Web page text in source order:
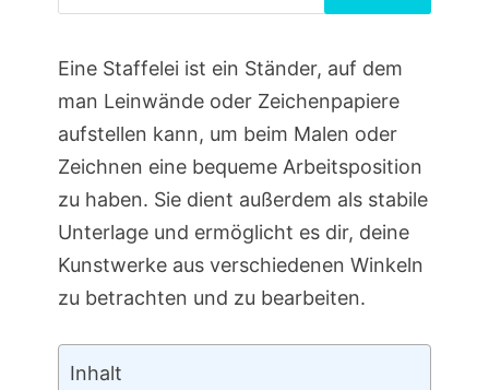
nach:
Eine Staffelei ist ein Ständer, auf dem
man Leinwände oder Zeichenpapiere
aufstellen kann, um beim Malen oder
Zeichnen eine bequeme Arbeitsposition
zu haben. Sie dient außerdem als stabile
Unterlage und ermöglicht es dir, deine
Kunstwerke aus verschiedenen Winkeln
zu betrachten und zu bearbeiten.
Inhalt